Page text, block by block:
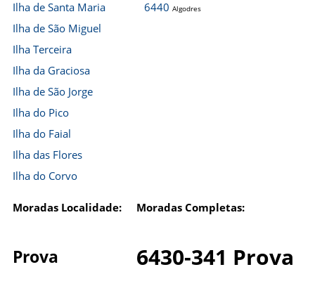
Ilha de Santa Maria
Ilha de São Miguel
Ilha Terceira
Ilha da Graciosa
Ilha de São Jorge
Ilha do Pico
Ilha do Faial
Ilha das Flores
Ilha do Corvo
6440 Algodres
Moradas Localidade: Moradas Completas:
Prova 6430-341 Prova